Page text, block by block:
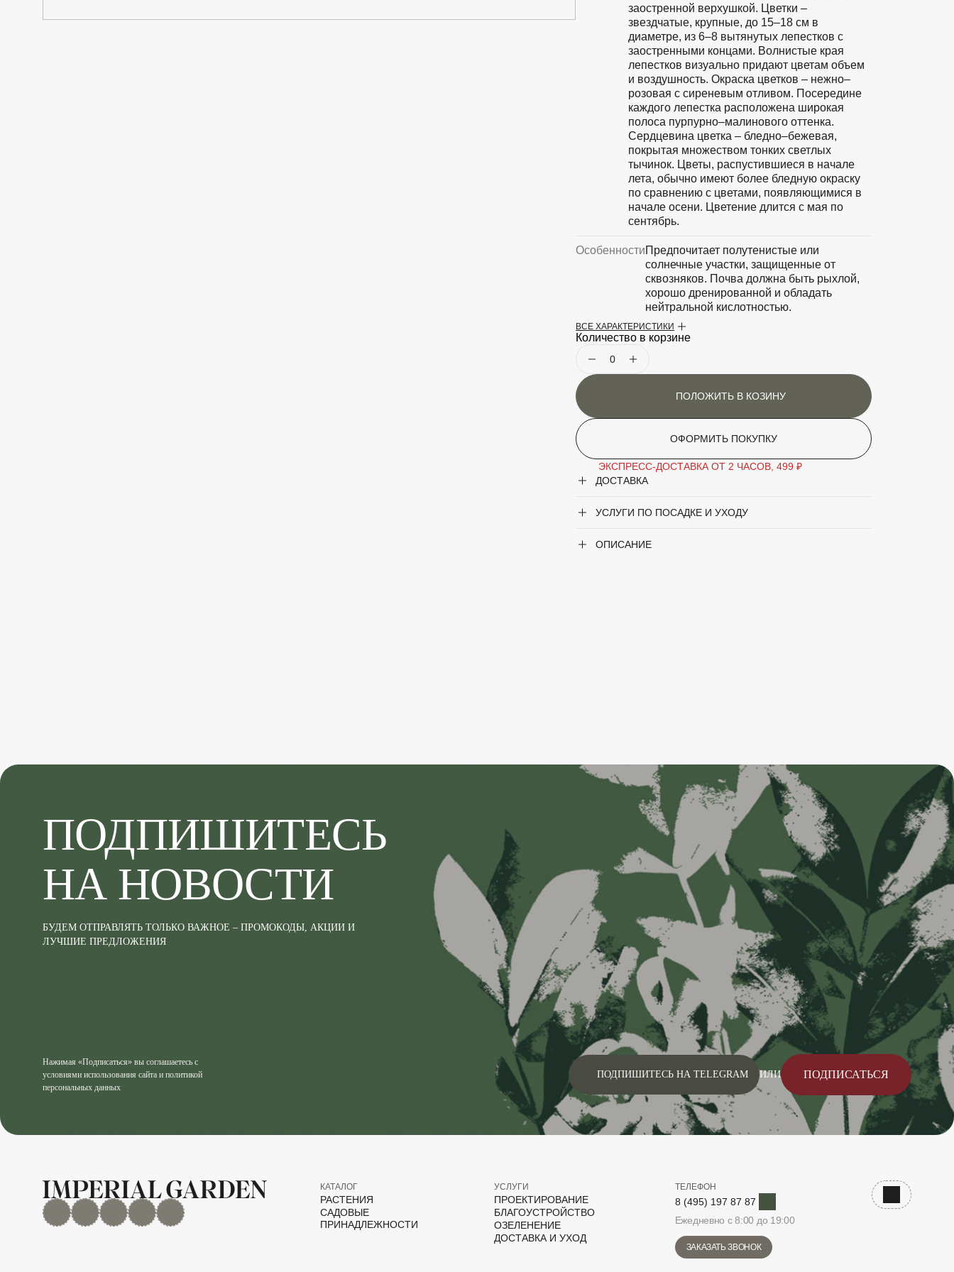
заостренной верхушкой. Цветки –
звездчатые, крупные, до 15–18 см в
диаметре, из 6–8 вытянутых лепестков с
заостренными концами. Волнистые края
лепестков визуально придают цветам объем
и воздушность. Окраска цветков – нежно–
розовая с сиреневым отливом. Посередине
каждого лепестка расположена широкая
полоса пурпурно–малинового оттенка.
Сердцевина цветка – бледно–бежевая,
покрытая множеством тонких светлых
тычинок. Цветы, распустившиеся в начале
лета, обычно имеют более бледную окраску
по сравнению с цветами, появляющимися в
начале осени. Цветение длится с мая по
сентябрь.
ОсобенностиПредпочитает полутенистые или
солнечные участки, защищенные от
сквозняков. Почва должна быть рыхлой,
хорошо дренированной и обладать
нейтральной кислотностью.
Период цветения
Крупногабаритный товар
Род Клематис
Сорт 'Bees Jubilee' (розовый с темн полос)
Цвет листвы Зелёный
Цвет цветка
ВСЕ ХАРАКТЕРИСТИКИ
Количество в корзине
ПОЛОЖИТЬ В КОЗИНУ
ОФОРМИТЬ ПОКУПКУ
ЭКСПРЕСС-ДОСТАВКА ОТ 2 ЧАСОВ, 499 ₽
ДОСТАВКА
УСЛУГИ ПО ПОСАДКЕ И УХОДУ
ОПИСАНИЕ
ПОДПИШИТЕСЬ
НА НОВОСТИ
БУДЕМ ОТПРАВЛЯТЬ ТОЛЬКО ВАЖНОЕ – ПРОМОКОДЫ, АКЦИИ И
ЛУЧШИЕ ПРЕДЛОЖЕНИЯ
Нажимая «Подписаться» вы соглашаетесь с
условиями использования сайта и политикой
персональных данных
ПОДПИШИТЕСЬ НА TELEGRAM ИЛИ ПОДПИСАТЬСЯ
MAX Дзен YouTuberutubeTelegram
КАТАЛОГ
РАСТЕНИЯ
САДОВЫЕ
ПРИНАДЛЕЖНОСТИ
УСЛУГИ
ПРОЕКТИРОВАНИЕ
БЛАГОУСТРОЙСТВО
ОЗЕЛЕНЕНИЕ
ДОСТАВКА И УХОД
ТЕЛЕФОН
8 (495) 197 87 87
Ежедневно с 8:00 до 19:00
ЗАКАЗАТЬ ЗВОНОК
Наверх